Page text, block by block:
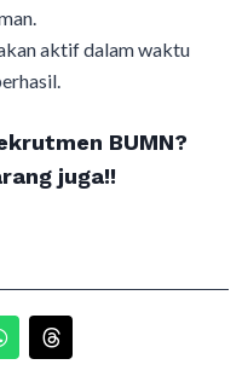
aktif dalam waktu
BUMN?
juga!!